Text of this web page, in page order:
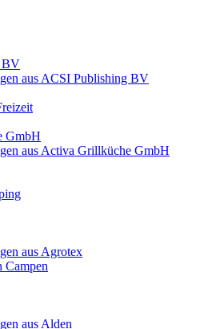
BV
aus ACSI Publishing BV
GmbH
aus Activa Grillküche GmbH
aus Agrotex
Campen
aus Alden